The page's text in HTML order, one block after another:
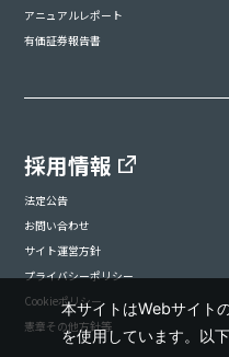
アニュアルレポート
有価証券報告書
採用情報
法定公告
お問い合わせ
サイト運営方針
プライバシーポリシー
Cookieポリシー
憲章その他方針等
本サイトはWebサイト
を使用しています。以